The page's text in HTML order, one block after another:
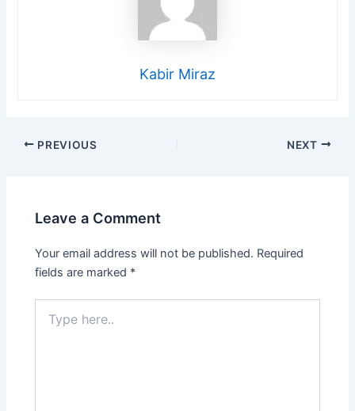
Kabir Miraz
PREVIOUS NEXT
Leave a Comment
Your email address will not be published. Required
fields are marked *
here..